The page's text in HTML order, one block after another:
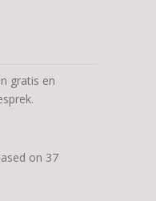
gratis en
on 37